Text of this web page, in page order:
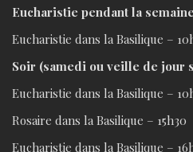
Eucharistie pendant la
Eucharistie dans la Basilique –
Soir (samedi ou veille de jour
Eucharistie dans la Basilique –
Rosaire dans la Basilique – 15h30
Eucharistie dans la Basilique –